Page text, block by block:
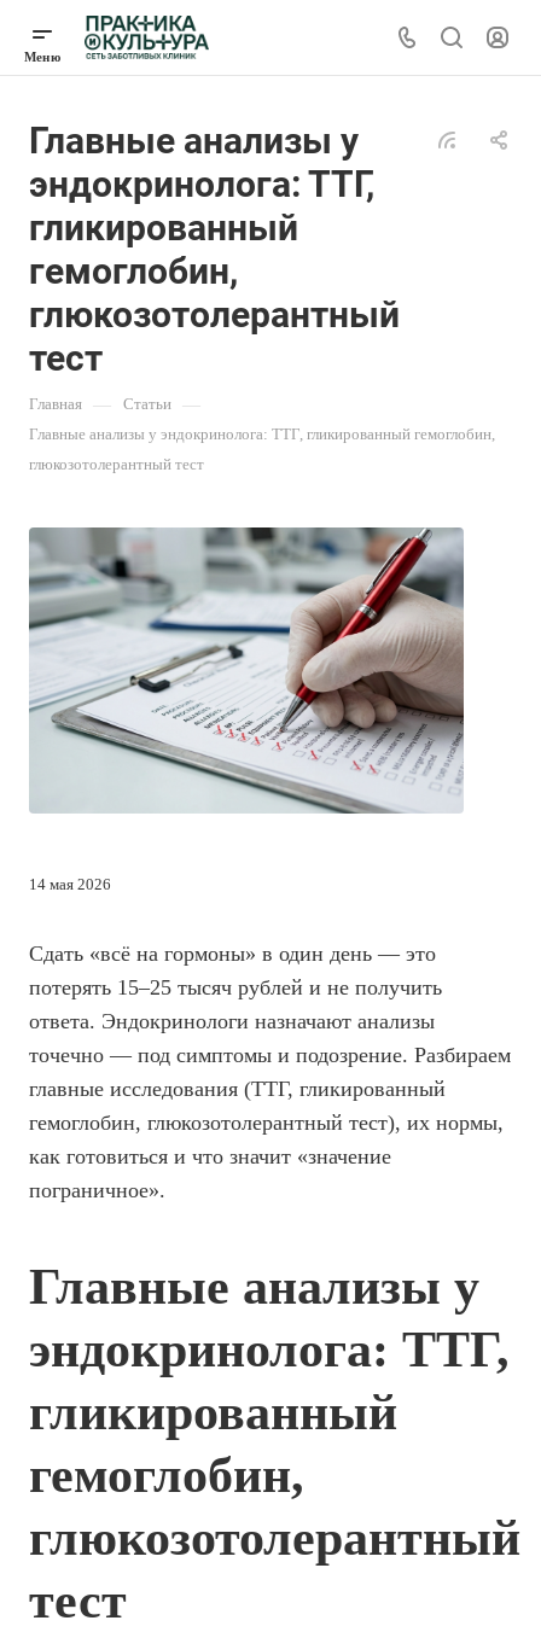
Главные анализы у
эндокринолога: ТТГ,
гликированный
гемоглобин,
глюкозотолерантный
тест
Главная — Статьи —
Главные анализы у эндокринолога: ТТГ, гликированный гемоглобин,
глюкозотолерантный тест
14 мая 2026
Сдать «всё на гормоны» в один день — это
потерять 15–25 тысяч рублей и не получить
ответа. Эндокринологи назначают анализы
точечно — под симптомы и подозрение. Разбираем
главные исследования (ТТГ, гликированный
гемоглобин, глюкозотолерантный тест), их нормы,
как готовиться и что значит «значение
пограничное».
Главные анализы у
эндокринолога: ТТГ,
гликированный
гемоглобин,
глюкозотолерантный
тест